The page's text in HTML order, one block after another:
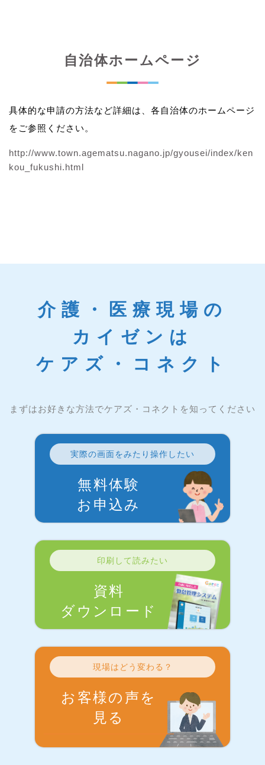
自治体ホームページ
具体的な申請の方法など詳細は、各自治体のホームページ
をご参照ください。
http://www.town.agematsu.nagano.jp/gyousei/index/ken
kou_fukushi.html
介護・医療現場の
カイゼンは
ケアズ・コネクト
まずはお好きな方法でケアズ・コネクトを知ってください
実際の画面をみたり操作したい
無料体験
お申込み
印刷して読みたい
資料
ダウンロード
現場はどう変わる？
お客様の声を
見る